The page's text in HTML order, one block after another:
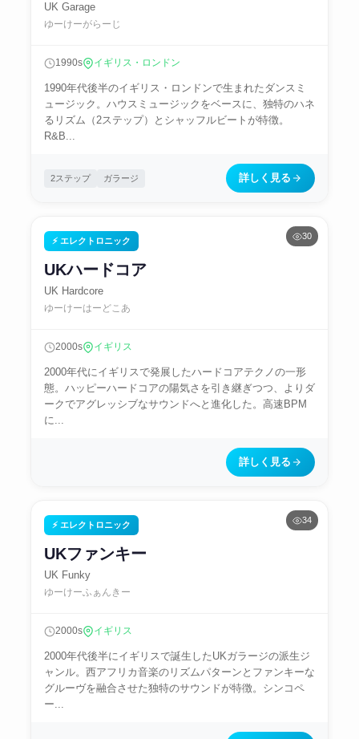
UK Garage
ゆーけーがらーじ
1990s イギリス・ロンドン
1990年代後半のイギリス・ロンドンで生まれたダンスミ
ュージック。ハウスミュージックをベースに、独特のハネ
るリズム（2ステップ）とシャッフルビートが特徴。
R&B...
2ステップ ガラージ 詳しく見る
30
⚡ エレクトロニック
UKハードコア
UK Hardcore
ゆーけーはーどこあ
2000s イギリス
2000年代にイギリスで発展したハードコアテクノの一形
態。ハッピーハードコアの陽気さを引き継ぎつつ、よりダ
ークでアグレッシブなサウンドへと進化した。高速BPM
に...
詳しく見る
34
⚡ エレクトロニック
UKファンキー
UK Funky
ゆーけーふぁんきー
2000s イギリス
2000年代後半にイギリスで誕生したUKガラージの派生ジ
ャンル。西アフリカ音楽のリズムパターンとファンキーな
グルーヴを融合させた独特のサウンドが特徴。シンコペ
ー...